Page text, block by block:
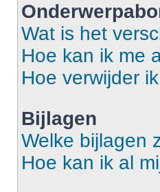
Wat is het
Hoe kan ik me
Hoe verwijder
Bijlagen
Welke bijlagen
Hoe kan ik al